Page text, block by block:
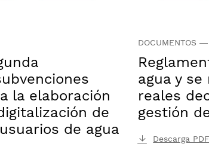
la elaboración
de
de agua
DOCUMENTOS—
agua y
reales
gestión
Descarga